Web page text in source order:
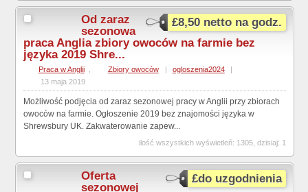
£8,50 netto na godz.
Od zaraz
sezonowa
praca Anglia zbiory owoców na farmie bez
języka 2019 Shre...
Praca w Anglii Zbiory owoców ogloszenia2024
13 maja 2019
Możliwość podjęcia od zaraz sezonowej pracy w Anglii przy zbiorach
owoców na farmie. Ogłoszenie 2019 bez znajomości języka w
Shrewsbury UK. Zakwaterowanie zapew...
ilość wszystkich wyświetleń: 1305, dzisiaj: 1
£do uzgodnienia
Oferta
sezonowej